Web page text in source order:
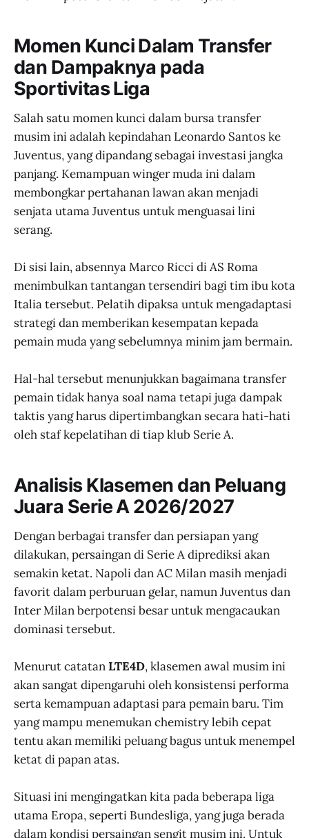
Momen Kunci Dalam Transfer
dan Dampaknya pada
Sportivitas Liga
Salah satu momen kunci dalam bursa transfer
musim ini adalah kepindahan Leonardo Santos ke
Juventus, yang dipandang sebagai investasi jangka
panjang. Kemampuan winger muda ini dalam
membongkar pertahanan lawan akan menjadi
senjata utama Juventus untuk menguasai lini
serang.
Di sisi lain, absennya Marco Ricci di AS Roma
menimbulkan tantangan tersendiri bagi tim ibu kota
Italia tersebut. Pelatih dipaksa untuk mengadaptasi
strategi dan memberikan kesempatan kepada
pemain muda yang sebelumnya minim jam bermain.
Hal-hal tersebut menunjukkan bagaimana transfer
pemain tidak hanya soal nama tetapi juga dampak
taktis yang harus dipertimbangkan secara hati-hati
oleh staf kepelatihan di tiap klub Serie A.
Analisis Klasemen dan Peluang
Juara Serie A 2026/2027
Dengan berbagai transfer dan persiapan yang
dilakukan, persaingan di Serie A diprediksi akan
semakin ketat. Napoli dan AC Milan masih menjadi
favorit dalam perburuan gelar, namun Juventus dan
Inter Milan berpotensi besar untuk mengacaukan
dominasi tersebut.
Menurut catatanLTE4D, klasemen awal musim ini
akan sangat dipengaruhi oleh konsistensi performa
serta kemampuan adaptasi para pemain baru. Tim
yang mampu menemukan chemistry lebih cepat
tentu akan memiliki peluang bagus untuk menempel
ketat di papan atas.
Situasi ini mengingatkan kita pada beberapa liga
utama Eropa, seperti Bundesliga, yang juga berada
dalam kondisi persaingan sengit musim ini. Untuk